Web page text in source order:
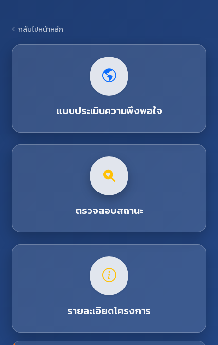
กลับไปหน้าหลัก
แบบประเมินความพึงพอใจ
ตรวจสอบสถานะ
รายละเอียดโครงการ